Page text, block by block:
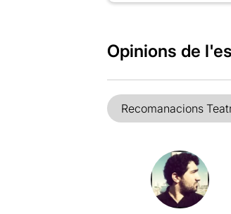
Opinions de
Recomanacions